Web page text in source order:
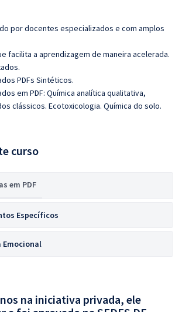
por docentes especializados e com amplos
facilita a aprendizagem de maneira acelerada.
PDFs Sintéticos.
em PDF: Química analítica qualitativa,
clássicos. Ecotoxicologia. Química do solo.
curso
em PDF
Específicos
Emocional
na iniciativa privada, ele